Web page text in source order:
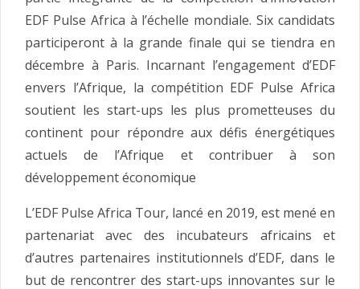
EDF Pulse Africa à l’échelle mondiale. Six candidats
participeront à la grande finale qui se tiendra en
décembre à Paris. Incarnant l’engagement d’EDF
envers l’Afrique, la compétition EDF Pulse Africa
soutient les start-ups les plus prometteuses du
continent pour répondre aux défis énergétiques
actuels de l’Afrique et contribuer à son
développement économique
L’EDF Pulse Africa Tour, lancé en 2019, est mené en
partenariat avec des incubateurs africains et
d’autres partenaires institutionnels d’EDF, dans le
but de rencontrer des start-ups innovantes sur le